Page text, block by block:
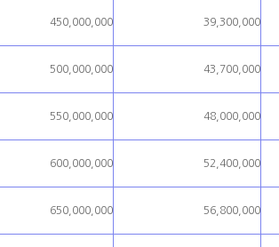
450,000,000 39,300,000
500,000,000 43,700,000
550,000,000 48,000,000
600,000,000 52,400,000
650,000,000 56,800,000